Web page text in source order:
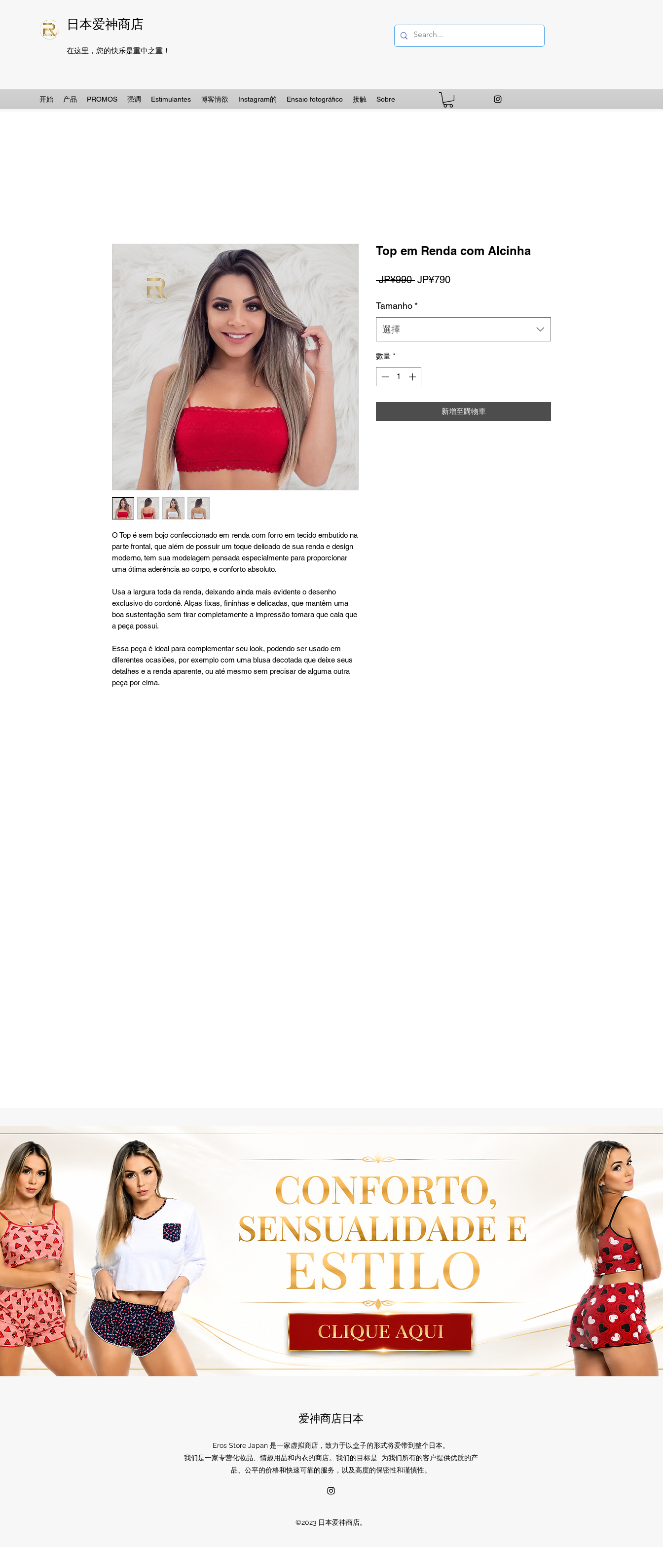
日本爱神商店
在这里，您的快乐是重中之重！
开始 产品 PROMOS 强调 Estimulantes 博客情欲 Instagram的 Ensaio fotográfico 接触 Sobre
O Top é sem bojo confeccionado em renda com forro em tecido embutido na
parte frontal, que além de possuir um toque delicado de sua renda e design
moderno, tem sua modelagem pensada especialmente para proporcionar
uma ótima aderência ao corpo, e conforto absoluto.
Usa a largura toda da renda, deixando ainda mais evidente o desenho
exclusivo do cordonê. Alças fixas, fininhas e delicadas, que mantêm uma
boa sustentação sem tirar completamente a impressão tomara que caia que
a peça possui.
Essa peça é ideal para complementar seu look, podendo ser usado em
diferentes ocasiões, por exemplo com uma blusa decotada que deixe seus
detalhes e a renda aparente, ou até mesmo sem precisar de alguma outra
peça por cima.
Top em Renda com Alcinha
JP¥990 一
JP¥790促
Tamanho *
選擇
數量 *
新增至購物車
爱神商店日本
Eros Store Japan 是一家虚拟商店，致力于以盒子的形式将爱带到整个日本。
我们是一家专营化妆品、情趣用品和内衣的商店。我们的目标是 为我们所有的客户提供优质的产
品、公平的价格和快速可靠的服务，以及高度的保密性和谨慎性。
©2023 日本爱神商店。